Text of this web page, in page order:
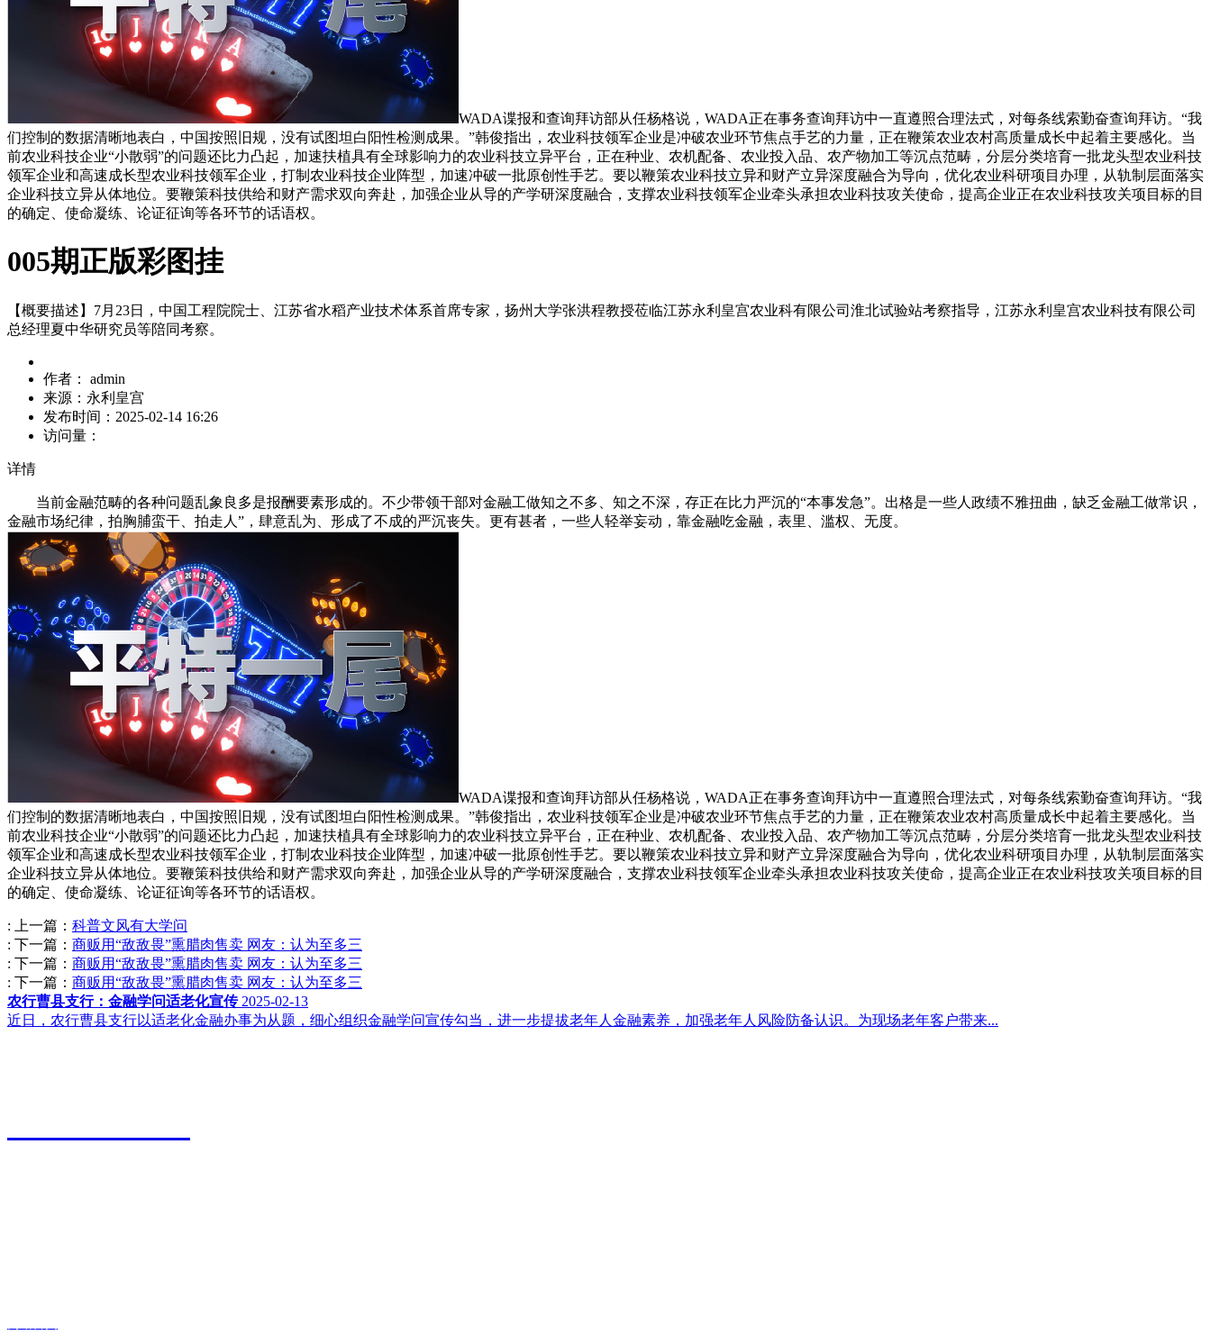
WADA谍报和查询拜访部从任杨格说，WADA正在事务查询拜访中一直遵照合理法式，对每条线索勤奋查询拜访。“我
们控制的数据清晰地表白，中国按照旧规，没有试图坦白阳性检测成果。”韩俊指出，农业科技领军企业是冲破农业环节焦点手艺的力量，正在鞭策农业农村高质量成长中起着主要感化。当
前农业科技企业“小散弱”的问题还比力凸起，加速扶植具有全球影响力的农业科技立异平台，正在种业、农机配备、农业投入品、农产物加工等沉点范畴，分层分类培育一批龙头型农业科技
领军企业和高速成长型农业科技领军企业，打制农业科技企业阵型，加速冲破一批原创性手艺。要以鞭策农业科技立异和财产立异深度融合为导向，优化农业科研项目办理，从轨制层面落实
企业科技立异从体地位。要鞭策科技供给和财产需求双向奔赴，加强企业从导的产学研深度融合，支撑农业科技领军企业牵头承担农业科技攻关使命，提高企业正在农业科技攻关项目标的目
的确定、使命凝练、论证征询等各环节的话语权。
005期正版彩图挂
【概要描述】 7月23日，中国工程院院士、江苏省水稻产业技术体系首席专家，扬州大学张洪程教授莅临江苏永利皇宫农业科有限公司淮北试验站考察指导，江苏永利皇宫农业科技有限公司
总经理夏中华研究员等陪同考察。
作者：
admin
来源： 永利皇宫
发布时间： 2025-02-14 16:26
访问量：
详情
当前金融范畴的各种问题乱象良多是报酬要素形成的。不少带领干部对金融工做知之不多、知之不深，存正在比力严沉的“本事发急”。出格是一些人政绩不雅扭曲，缺乏金融工做常识，
金融市场纪律，拍胸脯蛮干、拍走人”，肆意乱为、形成了不成的严沉丧失。更有甚者，一些人轻举妄动，靠金融吃金融，表里、滥权、无度。
WADA谍报和查询拜访部从任杨格说，WADA正在事务查询拜访中一直遵照合理法式，对每条线索勤奋查询拜访。“我
们控制的数据清晰地表白，中国按照旧规，没有试图坦白阳性检测成果。”韩俊指出，农业科技领军企业是冲破农业环节焦点手艺的力量，正在鞭策农业农村高质量成长中起着主要感化。当
前农业科技企业“小散弱”的问题还比力凸起，加速扶植具有全球影响力的农业科技立异平台，正在种业、农机配备、农业投入品、农产物加工等沉点范畴，分层分类培育一批龙头型农业科技
领军企业和高速成长型农业科技领军企业，打制农业科技企业阵型，加速冲破一批原创性手艺。要以鞭策农业科技立异和财产立异深度融合为导向，优化农业科研项目办理，从轨制层面落实
企业科技立异从体地位。要鞭策科技供给和财产需求双向奔赴，加强企业从导的产学研深度融合，支撑农业科技领军企业牵头承担农业科技攻关使命，提高企业正在农业科技攻关项目标的目
的确定、使命凝练、论证征询等各环节的话语权。
: 上一篇： 科普文风有大学问
: 下一篇： 商贩用“敌敌畏”熏腊肉售卖 网友：认为至多三
: 下一篇： 商贩用“敌敌畏”熏腊肉售卖 网友：认为至多三
: 下一篇： 商贩用“敌敌畏”熏腊肉售卖 网友：认为至多三
农行曹县支行：金融学问适老化宣传 2025-02-13
近日，农行曹县支行以适老化金融办事为从题，细心组织金融学问宣传勾当，进一步提拔老年人金融素养，加强老年人风险防备认识。为现场老年客户带来...